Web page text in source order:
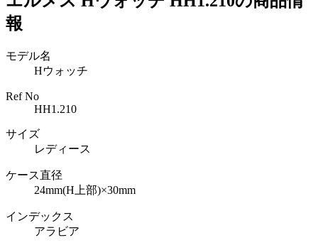
報
モデル名
Hウォッチ
Ref No
HH1.210
サイズ
レディース
ケース直径
24mm(H上部)×30mm
インデックス
アラビア